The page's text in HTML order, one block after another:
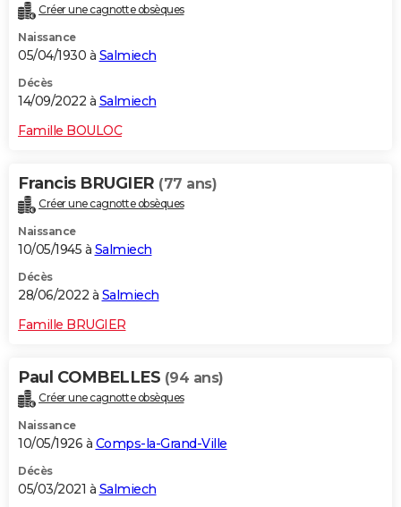
Créer une cagnotte obsèques
Naissance
05/04/1930 à Salmiech
Décès
14/09/2022 à Salmiech
Famille BOULOC
Francis BRUGIER (77 ans)
Créer une cagnotte obsèques
Naissance
10/05/1945 à Salmiech
Décès
28/06/2022 à Salmiech
Famille BRUGIER
Paul COMBELLES (94 ans)
Créer une cagnotte obsèques
Naissance
10/05/1926 à Comps-la-Grand-Ville
Décès
05/03/2021 à Salmiech